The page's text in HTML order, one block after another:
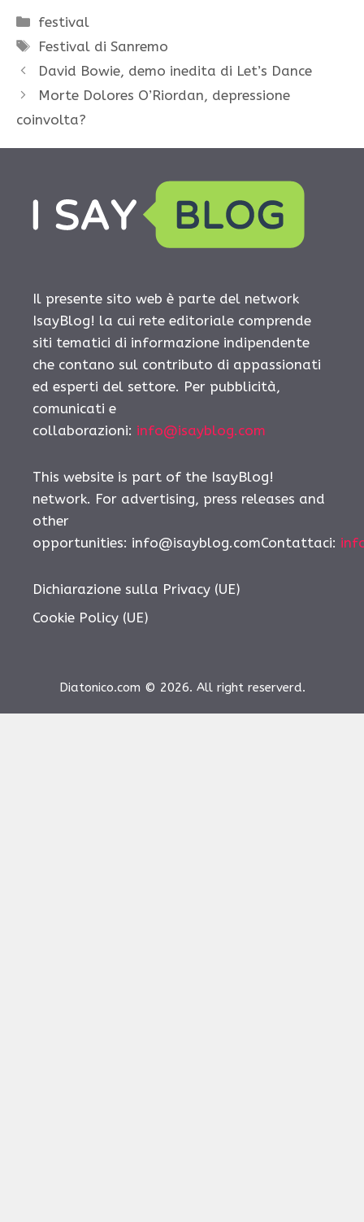
Categorie
festival
Tag
Festival di Sanremo
David Bowie, demo inedita di Let’s Dance
Morte Dolores O’Riordan, depressione
coinvolta?
Il presente sito web è parte del network
IsayBlog! la cui rete editoriale comprende
siti tematici di informazione indipendente
che contano sul contributo di appassionati
ed esperti del settore. Per pubblicità,
comunicati e
collaborazioni: info@isayblog.com
This website is part of the IsayBlog!
network. For advertising, press releases and
other
opportunities: info@isayblog.comContattaci:
Dichiarazione sulla Privacy (UE)
Cookie Policy (UE)
Diatonico.com © 2026. All right reserverd.